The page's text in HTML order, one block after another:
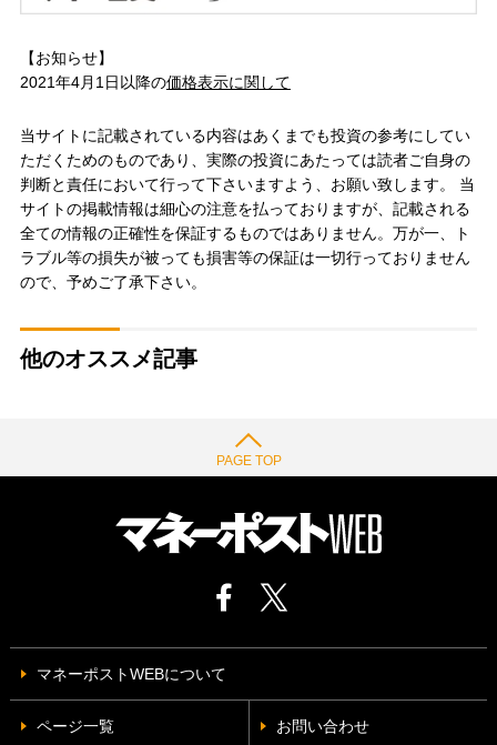
【お知らせ】
2021年4月1日以降の価格表示に関して
当サイトに記載されている内容はあくまでも投資の参考にしてい
ただくためのものであり、実際の投資にあたっては読者ご自身の
判断と責任において行って下さいますよう、お願い致します。 当
サイトの掲載情報は細心の注意を払っておりますが、記載される
全ての情報の正確性を保証するものではありません。万が一、ト
ラブル等の損失が被っても損害等の保証は一切行っておりません
ので、予めご了承下さい。
他のオススメ記事
PAGE TOP
マネーポストWEBについて
ページ一覧 お問い合わせ